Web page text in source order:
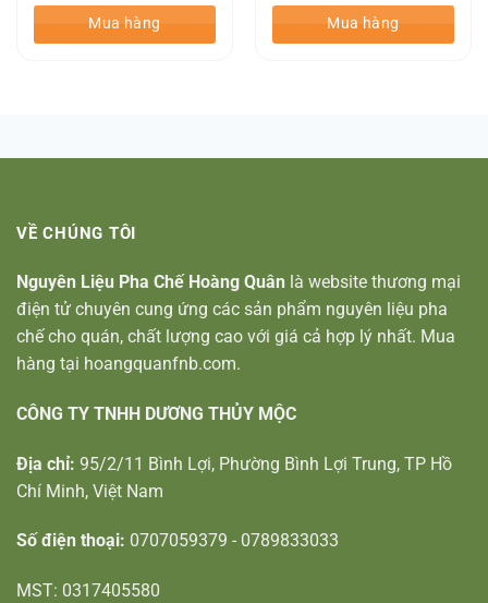
Mua hàng Mua hàng
VỀ CHÚNG TÔI
Nguyên Liệu Pha Chế Hoàng Quân là website thương mại
điện tử chuyên cung ứng các sản phẩm nguyên liệu pha
chế cho quán, chất lượng cao với giá cả hợp lý nhất. Mua
hàng tại hoangquanfnb.com.
CÔNG TY TNHH DƯƠNG THỦY MỘC
Địa chỉ: 95/2/11 Bình Lợi, Phường Bình Lợi Trung, TP Hồ
Chí Minh, Việt Nam
Số điện thoại: 0707059379 - 0789833033
MST: 0317405580